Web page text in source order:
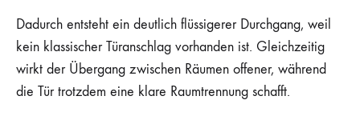
Dadurch entsteht ein deutlich flüssigerer Durchgang, weil
kein klassischer Türanschlag vorhanden ist. Gleichzeitig
wirkt der Übergang zwischen Räumen offener, während
die Tür trotzdem eine klare Raumtrennung schafft.